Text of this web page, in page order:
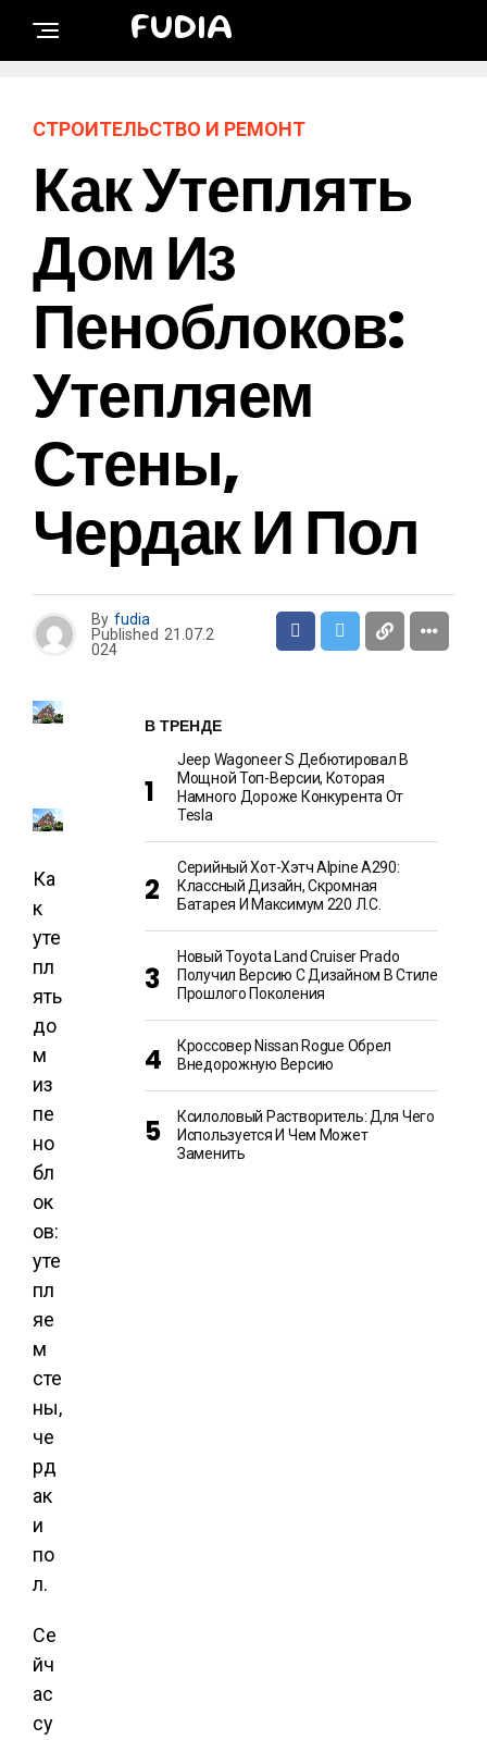
FUDIA
СТРОИТЕЛЬСТВО И РЕМОНТ
Как Утеплять
Дом Из
Пеноблоков:
Утепляем
Стены,
Чердак И Пол
By fudia
Published 21.07.2
024
Ка
к
уте
пл
ять
до
м
из
пе
но
бл
ок
ов:
уте
пл
яе
м
сте
ны,
че
рд
ак
и
по
л.
Се
йч
ас
су
В ТРЕНДЕ
Jeep Wagoneer S Дебютировал В
Мощной Топ-Версии, Которая
Намного Дороже Конкурента От
Tesla
Серийный Хот-Хэтч Alpine A290:
Классный Дизайн, Скромная
Батарея И Максимум 220 Л.с.
Новый Toyota Land Cruiser Prado
Получил Версию С Дизайном В Стиле
Прошлого Поколения
Кроссовер Nissan Rogue Обрел
Внедорожную Версию
Ксилоловый Растворитель: Для Чего
Используется И Чем Может
Заменить